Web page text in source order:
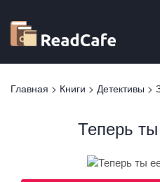
основному
содержанию
Вы
Главная > Книги > Детективы >
Теперь